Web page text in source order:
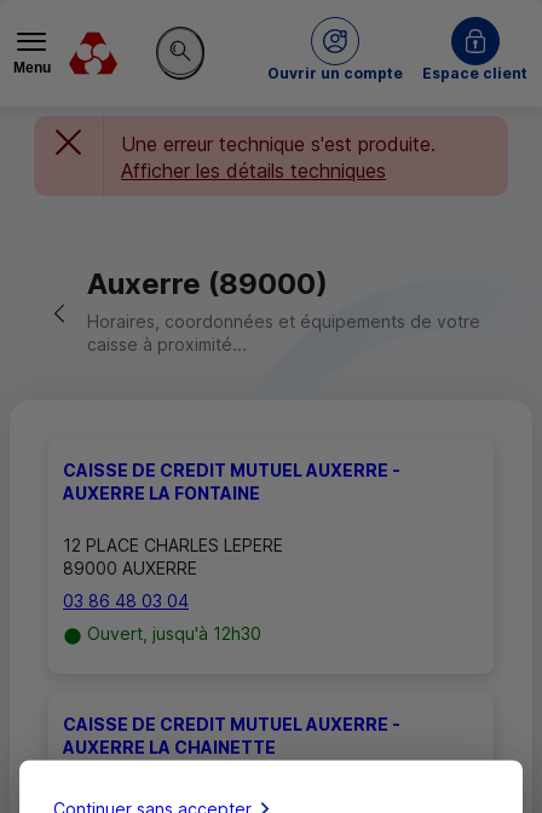
Menu
Rechercher sur le site
Ouvrir un compte
du Crédit MutuelEspace client
Une erreur technique s'est produite.
Afficher les détails techniques
Retour vers la page précédente
Auxerre (89000)
Horaires, coordonnées et équipements de votre
caisse à proximité...
CAISSE DE CREDIT MUTUEL AUXERRE -
AUXERRE LA FONTAINE
12 PLACE CHARLES LEPERE
89000 AUXERRE
03 86 48 03 04
Ouvert, jusqu'à 12h30
CAISSE DE CREDIT MUTUEL AUXERRE -
AUXERRE LA CHAINETTE
30 AVENUE CHARLES DE GAULLE
Continuer sans accepter